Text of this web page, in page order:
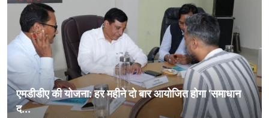
एमडीडीए की योजना: हर महीने दो बार आयोजित होगा ‘समाधान
द...